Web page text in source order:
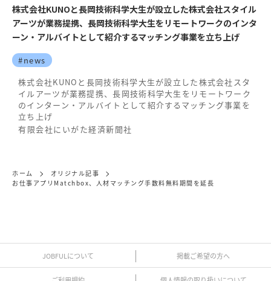
株式会社KUNOと長岡技術科学大生が設立した株式会社スタイル
アーツが業務提携、長岡技術科学大生をリモートワークのインタ
ーン・アルバイトとして紹介するマッチング事業を立ち上げ
#news
株式会社KUNOと長岡技術科学大生が設立した株式会社スタ
イルアーツが業務提携、長岡技術科学大生をリモートワーク
のインターン・アルバイトとして紹介するマッチング事業を
立ち上げ
有限会社にいがた経済新聞社
ホーム
オリジナル記事
お仕事アプリMatchbox、人材マッチング手数料無料期間を延長
JOBFULについて 掲載ご希望の方へ